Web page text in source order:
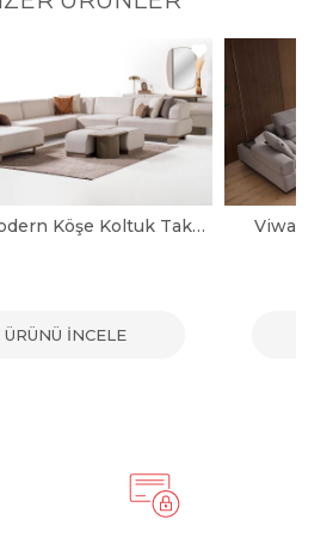
Marla Modern Köşe Koltuk Takımı
ÜRÜNÜ İNCELE
Viwax